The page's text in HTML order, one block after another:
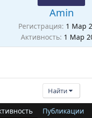
Аmin
Регистрация 1 Мар
Активность 1 Мар
Найти
Публикации